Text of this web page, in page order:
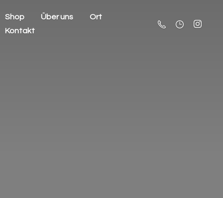
Shop Über uns
Ort
Kontakt